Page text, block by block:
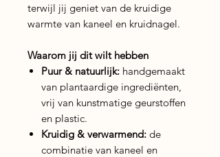
terwijl jij geniet van de kruidige
warmte van kaneel en kruidnagel.
Waarom jij dit wilt hebben
Puur & natuurlijk: handgemaakt
van plantaardige ingrediënten,
vrij van kunstmatige geurstoffen
en plastic.
Kruidig & verwarmend: de
combinatie van kaneel en